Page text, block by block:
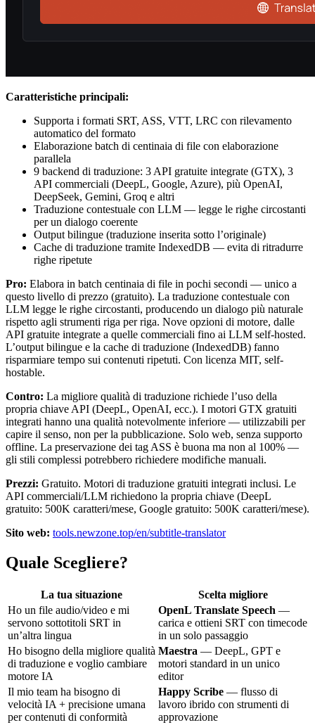
Caratteristiche principali:
Supporta i formati SRT, ASS, VTT, LRC con rilevamento
automatico del formato
Elaborazione batch di centinaia di file con elaborazione
parallela
9 backend di traduzione: 3 API gratuite integrate (GTX), 3
API commerciali (DeepL, Google, Azure), più OpenAI,
DeepSeek, Gemini, Groq e altri
Traduzione contestuale con LLM — legge le righe circostanti
per un dialogo coerente
Output bilingue (traduzione inserita sotto l’originale)
Cache di traduzione tramite IndexedDB — evita di ritradurre
righe ripetute
Pro: Elabora in batch centinaia di file in pochi secondi — unico a
questo livello di prezzo (gratuito). La traduzione contestuale con
LLM legge le righe circostanti, producendo un dialogo più naturale
rispetto agli strumenti riga per riga. Nove opzioni di motore, dalle
API gratuite integrate a quelle commerciali fino ai LLM self-hosted.
L’output bilingue e la cache di traduzione (IndexedDB) fanno
risparmiare tempo sui contenuti ripetuti. Con licenza MIT, self-
hostable.
Contro: La migliore qualità di traduzione richiede l’uso della
propria chiave API (DeepL, OpenAI, ecc.). I motori GTX gratuiti
integrati hanno una qualità notevolmente inferiore — utilizzabili per
capire il senso, non per la pubblicazione. Solo web, senza supporto
offline. La preservazione dei tag ASS è buona ma non al 100% —
gli stili complessi potrebbero richiedere modifiche manuali.
Prezzi: Gratuito. Motori di traduzione gratuiti integrati inclusi. Le
API commerciali/LLM richiedono la propria chiave (DeepL
gratuito: 500K caratteri/mese, Google gratuito: 500K caratteri/mese).
Sito web: tools.newzone.top/en/subtitle-translator
Quale Scegliere?
La tua situazione
Scelta migliore
Ho un file audio/video e mi
servono sottotitoli SRT in
un’altra lingua
OpenL Translate Speech —
carica e ottieni SRT con timecode
in un solo passaggio
Ho bisogno della migliore qualità
di traduzione e voglio cambiare
motore IA
Maestra — DeepL, GPT e
motori standard in un unico
editor
Il mio team ha bisogno di
velocità IA + precisione umana
per contenuti di conformità
Happy Scribe — flusso di
lavoro ibrido con strumenti di
approvazione